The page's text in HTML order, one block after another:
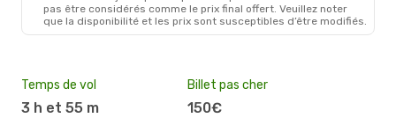
Jeu. 27 Août- Mar. 1 Sept.
Swiss International Air Lines
Austrian Airlines
ZTH- MRS
pas être considérés comme le prix final offert. Veuillez noter
que la disponibilité et les prix sont susceptibles d’être modifiés.
Temps de vol
3 h et 55 m
Billet pas cher
150€